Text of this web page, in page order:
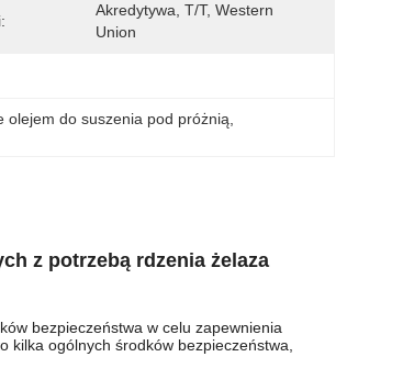
Akredytywa, T/T, Western
Union
olejem do suszenia pod próżnią
z potrzebą rdzenia żelaza
bezpieczeństwa w celu zapewnienia
ogólnych środków bezpieczeństwa,